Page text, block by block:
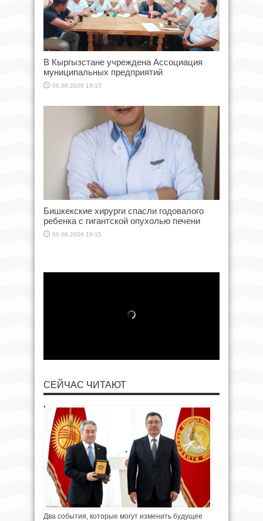
В Кыргызстане учреждена Ассоциация
муниципальных предприятий
06.08.2026 19:15
Бишкекские хирурги спасли годовалого
ребенка с гигантской опухолью печени
06.08.2026 19:15
СЕЙЧАС ЧИТАЮТ
Два события, которые могут изменить будущее